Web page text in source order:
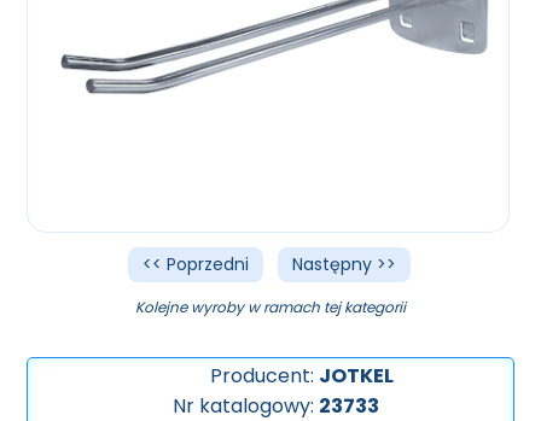
<< Poprzedni Następny >>
Kolejne wyroby w ramach tej kategorii
Producent: JOTKEL
Nr katalogowy: 23733